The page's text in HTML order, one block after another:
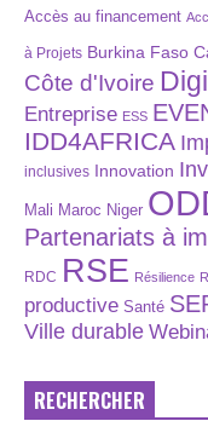
Accès au financement
à Projets Burkina Faso
Côte d'Ivoire
Entreprise ESS
IDD4AFRICA
inclusives Innovation
Mali Maroc Niger
Partenariats à
RDC RSE Résilience
productive Santé
Ville durable
RECHERCHER